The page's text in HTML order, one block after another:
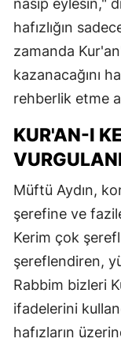
nasip eylesin,"
hafızlığın
zamanda
kazanacağını
rehberlik etme
KUR'AN-I
Müftü Aydın,
şerefine ve
Kerim çok
şereflendiren,
Rabbim bizleri
ifadelerini
hafızların